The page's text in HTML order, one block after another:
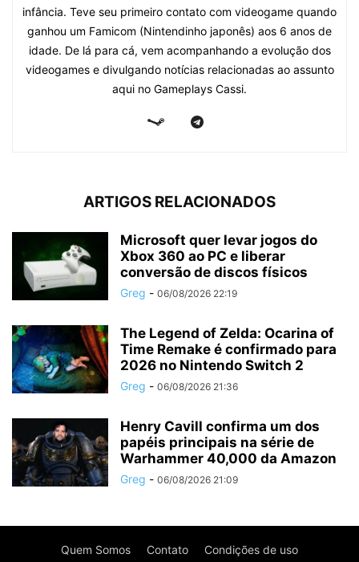
infância. Teve seu primeiro contato com videogame quando
ganhou um Famicom (Nintendinho japonês) aos 6 anos de
idade. De lá para cá, vem acompanhando a evolução dos
videogames e divulgando notícias relacionadas ao assunto
aqui no Gameplays Cassi.
ARTIGOS RELACIONADOS
Microsoft quer levar jogos do
Xbox 360 ao PC e liberar
conversão de discos físicos
Greg - 06/08/2026 22:19
The Legend of Zelda: Ocarina of
Time Remake é confirmado para
2026 no Nintendo Switch 2
Greg - 06/08/2026 21:36
Henry Cavill confirma um dos
papéis principais na série de
Warhammer 40,000 da Amazon
Greg - 06/08/2026 21:09
Quem Somos Contato Condições de uso